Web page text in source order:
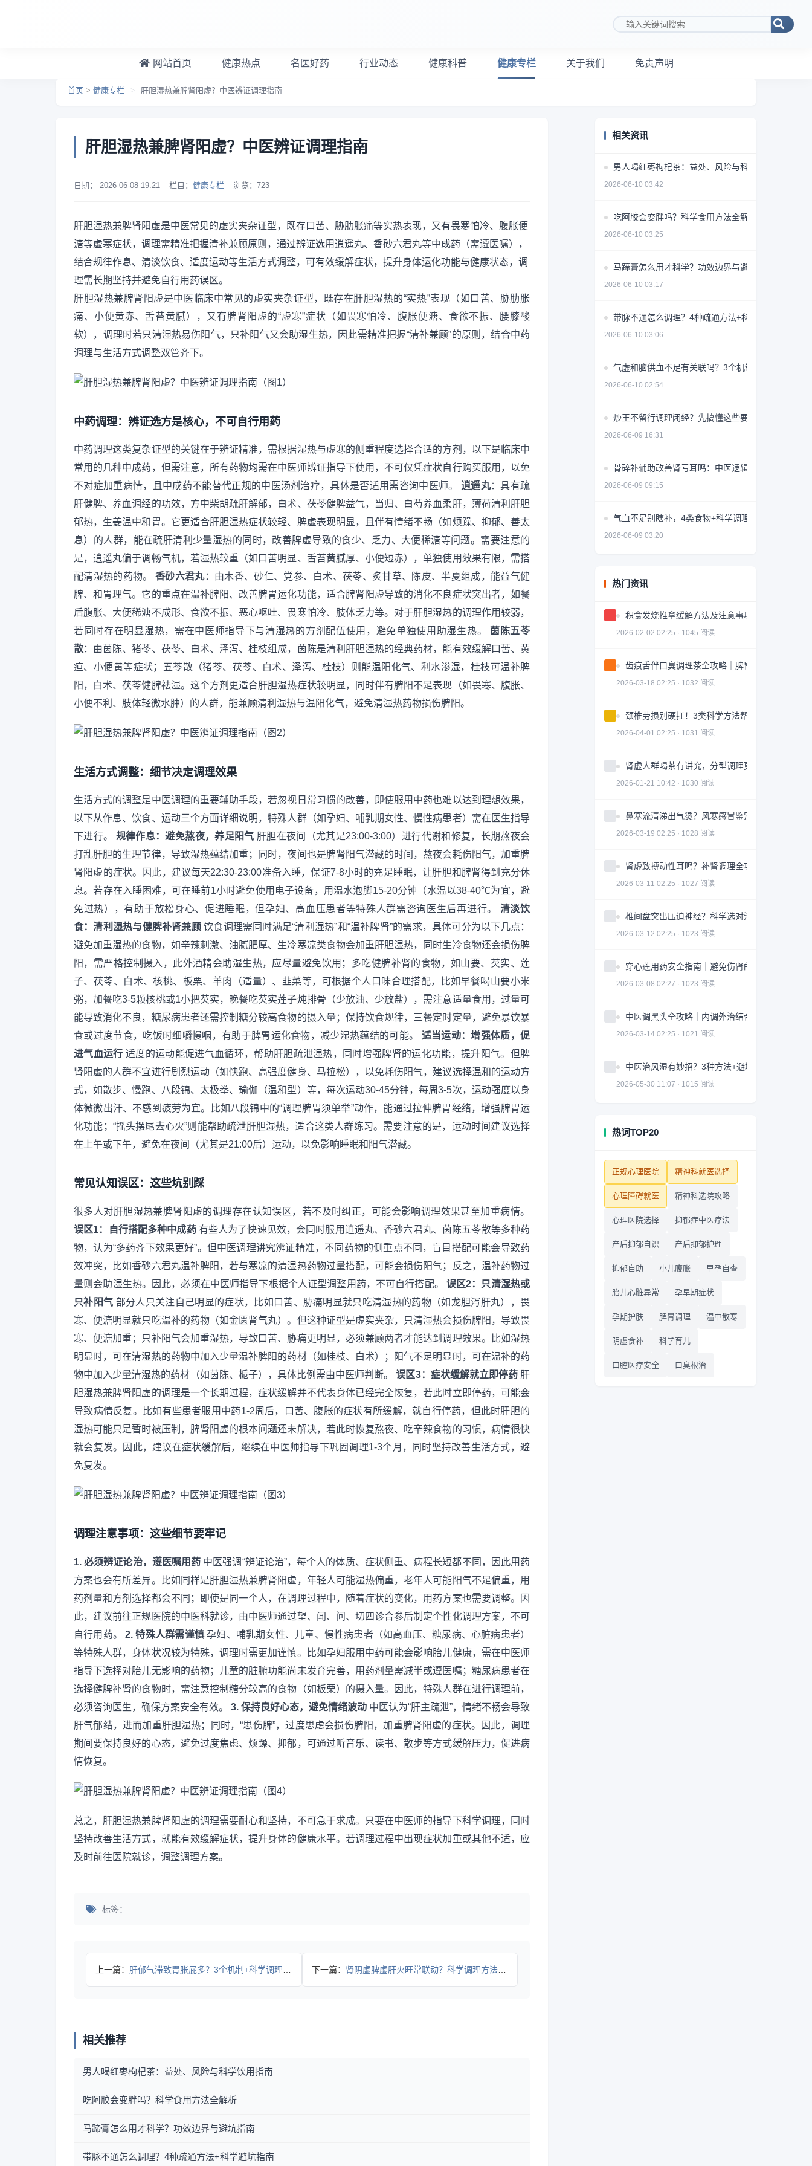
搜索关键词
网站首页 健康热点 名医好药 行业动态 健康科普 健康专栏 关于我们 免责声明
首页 > 健康专栏 > 肝胆湿热兼脾肾阳虚？中医辨证调理指南
肝胆湿热兼脾肾阳虚？中医辨证调理指南
日期： 2026-06-08 19:21 栏目： 健康专栏 浏览： 723
肝胆湿热兼脾肾阳虚是中医常见的虚实夹杂证型，既存口苦、胁肋胀痛等实热表现，又有畏寒怕冷、腹胀便
溏等虚寒症状，调理需精准把握清补兼顾原则，通过辨证选用逍遥丸、香砂六君丸等中成药（需遵医嘱），
结合规律作息、清淡饮食、适度运动等生活方式调整，可有效缓解症状，提升身体运化功能与健康状态，调
理需长期坚持并避免自行用药误区。
肝胆湿热兼脾肾阳虚是中医临床中常见的虚实夹杂证型，既存在肝胆湿热的“实热”表现（如口苦、胁肋胀
痛、小便黄赤、舌苔黄腻），又有脾肾阳虚的“虚寒”症状（如畏寒怕冷、腹胀便溏、食欲不振、腰膝酸
软），调理时若只清湿热易伤阳气，只补阳气又会助湿生热，因此需精准把握“清补兼顾”的原则，结合中药
调理与生活方式调整双管齐下。
中药调理：辨证选方是核心，不可自行用药
中药调理这类复杂证型的关键在于辨证精准，需根据湿热与虚寒的侧重程度选择合适的方剂，以下是临床中
常用的几种中成药，但需注意，所有药物均需在中医师辨证指导下使用，不可仅凭症状自行购买服用，以免
不对症加重病情，且中成药不能替代正规的中医汤剂治疗，具体是否适用需咨询中医师。 逍遥丸：具有疏
肝健脾、养血调经的功效，方中柴胡疏肝解郁，白术、茯苓健脾益气，当归、白芍养血柔肝，薄荷清利肝胆
郁热，生姜温中和胃。它更适合肝胆湿热症状较轻、脾虚表现明显，且伴有情绪不畅（如烦躁、抑郁、善太
息）的人群，能在疏肝清利少量湿热的同时，改善脾虚导致的食少、乏力、大便稀溏等问题。需要注意的
是，逍遥丸偏于调畅气机，若湿热较重（如口苦明显、舌苔黄腻厚、小便短赤），单独使用效果有限，需搭
配清湿热的药物。 香砂六君丸：由木香、砂仁、党参、白术、茯苓、炙甘草、陈皮、半夏组成，能益气健
脾、和胃理气。它的重点在温补脾阳、改善脾胃运化功能，适合脾肾阳虚导致的消化不良症状突出者，如餐
后腹胀、大便稀溏不成形、食欲不振、恶心呕吐、畏寒怕冷、肢体乏力等。对于肝胆湿热的调理作用较弱，
若同时存在明显湿热，需在中医师指导下与清湿热的方剂配伍使用，避免单独使用助湿生热。 茵陈五苓
散：由茵陈、猪苓、茯苓、白术、泽泻、桂枝组成，茵陈是清利肝胆湿热的经典药材，能有效缓解口苦、黄
疸、小便黄等症状；五苓散（猪苓、茯苓、白术、泽泻、桂枝）则能温阳化气、利水渗湿，桂枝可温补脾
阳，白术、茯苓健脾祛湿。这个方剂更适合肝胆湿热症状较明显，同时伴有脾阳不足表现（如畏寒、腹胀、
小便不利、肢体轻微水肿）的人群，能兼顾清利湿热与温阳化气，避免清湿热药物损伤脾阳。
生活方式调整：细节决定调理效果
生活方式的调整是中医调理的重要辅助手段，若忽视日常习惯的改善，即使服用中药也难以达到理想效果，
以下从作息、饮食、运动三个方面详细说明，特殊人群（如孕妇、哺乳期女性、慢性病患者）需在医生指导
下进行。 规律作息：避免熬夜，养足阳气 肝胆在夜间（尤其是23:00-3:00）进行代谢和修复，长期熬夜会
打乱肝胆的生理节律，导致湿热蕴结加重；同时，夜间也是脾肾阳气潜藏的时间，熬夜会耗伤阳气，加重脾
肾阳虚的症状。因此，建议每天22:30-23:00准备入睡，保证7-8小时的充足睡眠，让肝胆和脾肾得到充分休
息。若存在入睡困难，可在睡前1小时避免使用电子设备，用温水泡脚15-20分钟（水温以38-40℃为宜，避
免过热），有助于放松身心、促进睡眠，但孕妇、高血压患者等特殊人群需咨询医生后再进行。 清淡饮
食：清利湿热与健脾补肾兼顾饮食调理需同时满足“清利湿热”和“温补脾肾”的需求，具体可分为以下几点：
避免加重湿热的食物，如辛辣刺激、油腻肥厚、生冷寒凉类食物会加重肝胆湿热，同时生冷食物还会损伤脾
阳，需严格控制摄入，此外酒精会助湿生热，应尽量避免饮用；多吃健脾补肾的食物，如山要、芡实、莲
子、茯苓、白术、核桃、板栗、羊肉（适量）、韭菜等，可根据个人口味合理搭配，比如早餐喝山要小米
粥，加餐吃3-5颗核桃或1小把芡实，晚餐吃芡实莲子炖排骨（少放油、少放盐），需注意适量食用，过量可
能导致消化不良，糖尿病患者还需控制糖分较高食物的摄入量；保持饮食规律，三餐定时定量，避免暴饮暴
食或过度节食，吃饭时细嚼慢咽，有助于脾胃运化食物，减少湿热蕴结的可能。 适当运动：增强体质，促
进气血运行 适度的运动能促进气血循环，帮助肝胆疏泄湿热，同时增强脾肾的运化功能，提升阳气。但脾
肾阳虚的人群不宜进行剧烈运动（如快跑、高强度健身、马拉松），以免耗伤阳气，建议选择温和的运动方
式，如散步、慢跑、八段锦、太极拳、瑜伽（温和型）等，每次运动30-45分钟，每周3-5次，运动强度以身
体微微出汗、不感到疲劳为宜。比如八段锦中的“调理脾胃须单举”动作，能通过拉伸脾胃经络，增强脾胃运
化功能；“摇头摆尾去心火”则能帮助疏泄肝胆湿热，适合这类人群练习。需要注意的是，运动时间建议选择
在上午或下午，避免在夜间（尤其是21:00后）运动，以免影响睡眠和阳气潜藏。
常见认知误区：这些坑别踩
很多人对肝胆湿热兼脾肾阳虚的调理存在认知误区，若不及时纠正，可能会影响调理效果甚至加重病情。
误区1：自行搭配多种中成药有些人为了快速见效，会同时服用逍遥丸、香砂六君丸、茵陈五苓散等多种药
物，认为“多药齐下效果更好”。但中医调理讲究辨证精准，不同药物的侧重点不同，盲目搭配可能会导致药
效冲突，比如香砂六君丸温补脾阳，若与寒凉的清湿热药物过量搭配，可能会损伤阳气；反之，温补药物过
量则会助湿生热。因此，必须在中医师指导下根据个人证型调整用药，不可自行搭配。 误区2：只清湿热或
只补阳气 部分人只关注自己明显的症状，比如口苦、胁痛明显就只吃清湿热的药物（如龙胆泻肝丸），畏
寒、便溏明显就只吃温补的药物（如金匮肾气丸）。但这种证型是虚实夹杂，只清湿热会损伤脾阳，导致畏
寒、便溏加重；只补阳气会加重湿热，导致口苦、胁痛更明显，必须兼顾两者才能达到调理效果。比如湿热
明显时，可在清湿热的药物中加入少量温补脾阳的药材（如桂枝、白术）；阳气不足明显时，可在温补的药
物中加入少量清湿热的药材（如茵陈、栀子），具体比例需由中医师判断。误区3：症状缓解就立即停药肝
胆湿热兼脾肾阳虚的调理是一个长期过程，症状缓解并不代表身体已经完全恢复，若此时立即停药，可能会
导致病情反复。比如有些患者服用中药1-2周后，口苦、腹胀的症状有所缓解，就自行停药，但此时肝胆的
湿热可能只是暂时被压制，脾肾阳虚的根本问题还未解决，若此时恢复熬夜、吃辛辣食物的习惯，病情很快
就会复发。因此，建议在症状缓解后，继续在中医师指导下巩固调理1-3个月，同时坚持改善生活方式，避
免复发。
调理注意事项：这些细节要牢记
1. 必须辨证论治，遵医嘱用药 中医强调“辨证论治”，每个人的体质、症状侧重、病程长短都不同，因此用药
方案也会有所差异。比如同样是肝胆湿热兼脾肾阳虚，年轻人可能湿热偏重，老年人可能阳气不足偏重，用
药剂量和方剂选择都会不同；即使是同一个人，在调理过程中，随着症状的变化，用药方案也需要调整。因
此，建议前往正规医院的中医科就诊，由中医师通过望、闻、问、切四诊合参后制定个性化调理方案，不可
自行用药。2. 特殊人群需谨慎孕妇、哺乳期女性、儿童、慢性病患者（如高血压、糖尿病、心脏病患者）
等特殊人群，身体状况较为特殊，调理时需更加谨慎。比如孕妇服用中药可能会影响胎儿健康，需在中医师
指导下选择对胎儿无影响的药物；儿童的脏腑功能尚未发育完善，用药剂量需减半或遵医嘱；糖尿病患者在
选择健脾补肾的食物时，需注意控制糖分较高的食物（如板栗）的摄入量。因此，特殊人群在进行调理前，
必须咨询医生，确保方案安全有效。 3. 保持良好心态，避免情绪波动 中医认为“肝主疏泄”，情绪不畅会导致
肝气郁结，进而加重肝胆湿热；同时，“思伤脾”，过度思虑会损伤脾阳，加重脾肾阳虚的症状。因此，调理
期间要保持良好的心态，避免过度焦虑、烦躁、抑郁，可通过听音乐、读书、散步等方式缓解压力，促进病
情恢复。
总之，肝胆湿热兼脾肾阳虚的调理需要耐心和坚持，不可急于求成。只要在中医师的指导下科学调理，同时
坚持改善生活方式，就能有效缓解症状，提升身体的健康水平。若调理过程中出现症状加重或其他不适，应
及时前往医院就诊，调整调理方案。
标签：
上一篇： 肝郁气滞致胃胀屁多？3个机制+科学调理指南帮你缓解 下一篇： 肾阴虚脾虚肝火旺常联动？科学调理方法帮你改善症状
相关推荐
男人喝红枣枸杞茶：益处、风险与科学饮用指南
吃阿胶会变胖吗？科学食用方法全解析
马蹄膏怎么用才科学？功效边界与避坑指南
带脉不通怎么调理？4种疏通方法+科学避坑指南
相关资讯
男人喝红枣枸杞茶：益处、风险与科学饮用指南
2026-06-10 03:42
吃阿胶会变胖吗？科学食用方法全解析
2026-06-10 03:25
马蹄膏怎么用才科学？功效边界与避坑指南
2026-06-10 03:17
带脉不通怎么调理？4种疏通方法+科学避坑指南
2026-06-10 03:06
气虚和脑供血不足有关联吗？3个机制揭秘
2026-06-10 02:54
炒王不留行调理闭经？先搞懂这些要点避免无效用药
2026-06-09 16:31
骨碎补辅助改善肾亏耳鸣：中医逻辑与使用指南
2026-06-09 09:15
气血不足别瞎补，4类食物+科学调理指南
2026-06-09 03:20
热门资讯
积食发烧推拿缓解方法及注意事项
2026-02-02 02:25 · 1045 阅读
齿痕舌伴口臭调理茶全攻略｜脾胃健康轻松掌握
2026-03-18 02:25 · 1032 阅读
颈椎劳损别硬扛！3类科学方法帮你轻松缓解｜实
2026-04-01 02:25 · 1031 阅读
肾虚人群喝茶有讲究，分型调理更有效
2026-01-21 10:42 · 1030 阅读
鼻塞流清涕出气烫？风寒感冒鉴别指南全攻略
2026-03-19 02:25 · 1028 阅读
肾虚致搏动性耳鸣？补肾调理全攻略｜实用指南
2026-03-11 02:25 · 1027 阅读
椎间盘突出压迫神经？科学选对治疗方案全攻略
2026-03-12 02:25 · 1023 阅读
穿心莲用药安全指南｜避免伤肾的3大关键因素
2026-03-08 02:27 · 1023 阅读
中医调黑头全攻略｜内调外治结合改善皮肤问题
2026-03-14 02:25 · 1021 阅读
中医治风湿有妙招？3种方法+避坑指南助你科学
2026-05-30 11:07 · 1015 阅读
热词TOP20
正规心理医院 精神科就医选择
心理障碍就医 精神科选院攻略
心理医院选择 抑郁症中医疗法
产后抑郁自识 产后抑郁护理
抑郁自助 小儿腹胀 早孕自查
胎儿心脏异常 孕早期症状
孕期护肤 脾胃调理 温中散寒
阴虚食补 科学育儿
口腔医疗安全 口臭根治